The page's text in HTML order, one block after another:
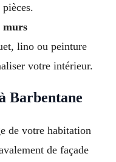
murs
lino ou peinture
votre intérieur.
Barbentane
de votre habitation
de façade